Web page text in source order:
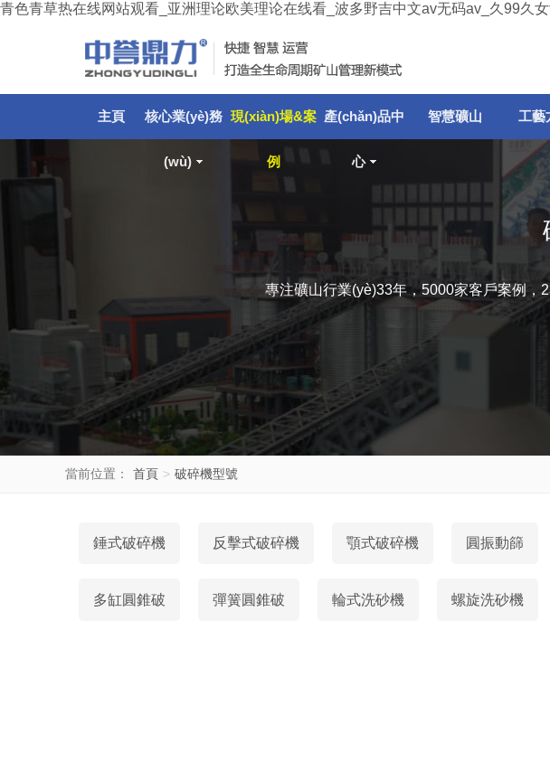
青色青草热在线网站观看_亚洲理论欧美理论在线看_波多野吉中文av无码av_久99久
主頁 核心業(yè)務
(wù)
現(xiàn)場&案
例
產(chǎn)品中
心
智慧礦山 工藝
專注礦山行業(yè)33年，5000家客戶案例
當前位置： 首頁 > 破碎機型號
錘式破碎機 反擊式破碎機 顎式破碎機 圓振動篩
多缸圓錐破 彈簧圓錐破 輪式洗砂機 螺旋洗砂機